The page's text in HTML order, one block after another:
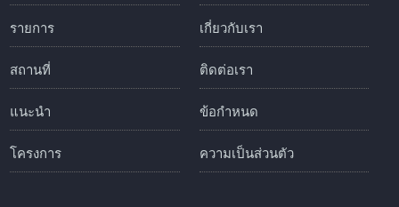
รายการ
สถานที่
แนะนำ
โครงการ
เกี่ยวกับเรา
ติดต่อเรา
ข้อกำหนด
ความเป็นส่วนตัว